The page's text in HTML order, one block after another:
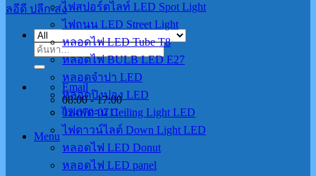
ค้นหา:
Email
08:00 - 17:00
02-070-0711
Menu
ไฟสปอร์ตไลท์ LED Spot Light
ไฟถนน LED Street Light
หลอดไฟ LED Tube T8
หลอดไฟ BULB LED E27
หลอดจำปา LED
หลอดปิงปอง LED
ไฟเพดาน Ceiling Light LED
ไฟดาวน์ไลต์ Down Light LED
หลอดไฟ LED Donut
หลอดไฟ LED panel